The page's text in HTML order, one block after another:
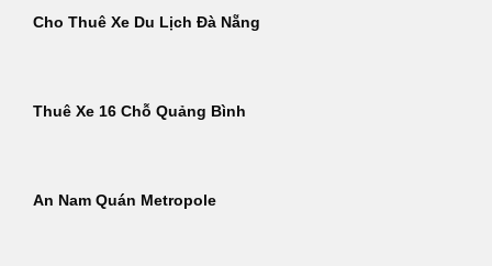
Cho Thuê Xe Du Lịch Đà Nẵng
Thuê Xe 16 Chỗ Quảng Bình
An Nam Quán Metropole